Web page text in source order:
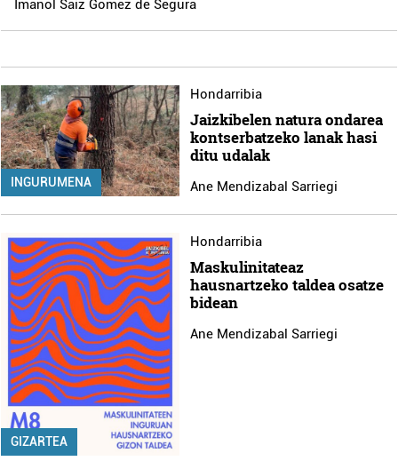
Imanol Saiz Gomez de Segura
INGURUMENA
Hondarribia
Jaizkibelen natura ondarea
kontserbatzeko lanak hasi
ditu udalak
Ane Mendizabal Sarriegi
GIZARTEA
Hondarribia
Maskulinitateaz
hausnartzeko taldea osatze
bidean
Ane Mendizabal Sarriegi